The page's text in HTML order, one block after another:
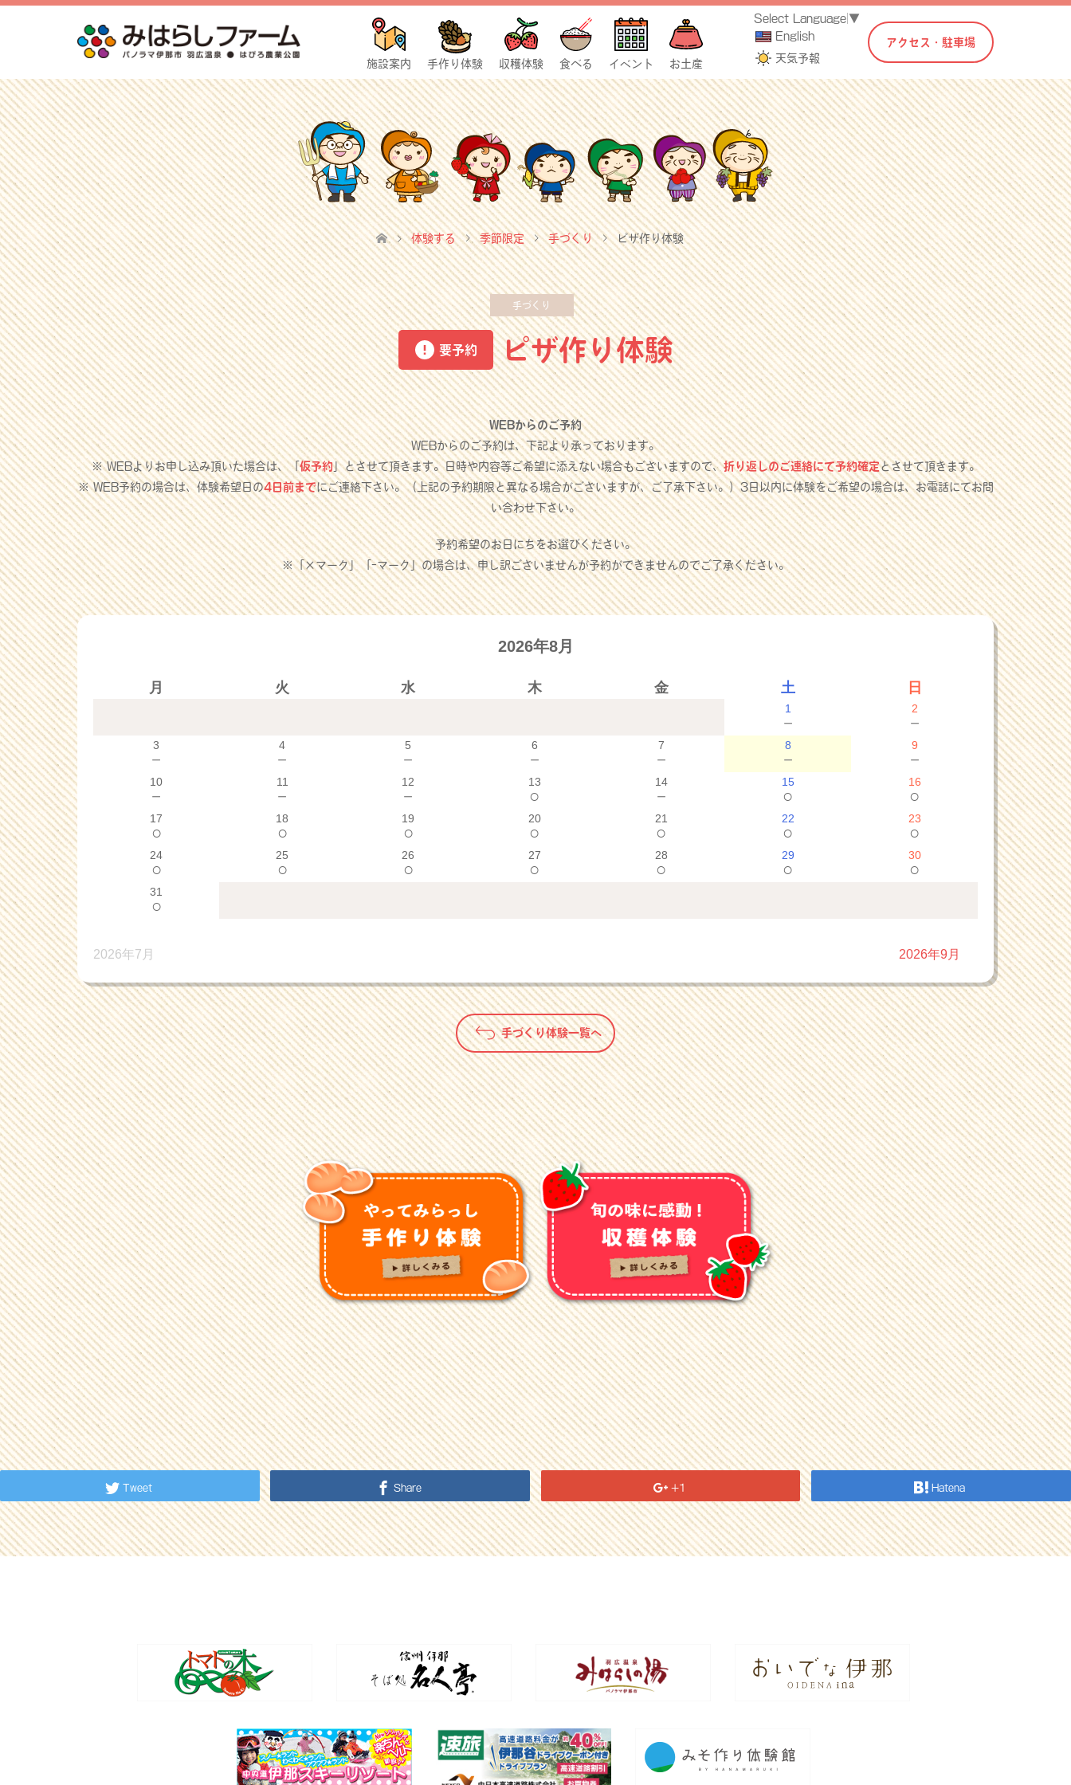
施設案内 手作り体験 収穫体験 食べる イベント お土産
Select Language ▼
English
天気予報
アクセス・駐車場
体験する 季節限定 手づくり ピザ作り体験
手づくり
要予約 ピザ作り体験
WEBからのご予約
WEBからのご予約は、下記より承っております。
※ WEBよりお申し込み頂いた場合は、「仮予約」とさせて頂きます。日時や内容等ご希望に添えない場合もございますので、折り返しのご連絡にて予約確定とさせて頂きます。
※ WEB予約の場合は、体験希望日の4日前までにご連絡下さい。（上記の予約期限と異なる場合がございますが、ご了承下さい。）3日以内に体験をご希望の場合は、お電話にてお問
い合わせ下さい。
予約希望のお日にちをお選びください。
※「×マーク」「-マーク」の場合は、申し訳ございませんが予約ができませんのでご了承ください。
2026年8月
月 火 水 木 金 土 日
1
－
2
－
3
－
4
－
5
－
6
－
7
－
8
－
9
－
10
－
11
－
12
－
13
○
14
－
15
○
16
○
17
○
18
○
19
○
20
○
21
○
22
○
23
○
24
○
25
○
26
○
27
○
28
○
29
○
30
○
31
○
2026年7月 2026年9月
手づくり体験一覧へ
Tweet Share +1 Hatena